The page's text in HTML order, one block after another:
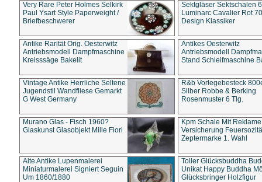
Very Rare Peter Holmes Selkirk
Paul Ysart Style Paperweight /
Briefbeschwerer
Sektgläser Sektschalen
Luminarc Cavalier Rot
Design Klassiker
Antike Rarität Orig. Oesterwitz
Antriebsmodell Dampfmaschine
Kreisssäge Bakelit
Antikes Oesterwitz
Antriebsmodell
Stand Schleifmaschine
Vintage Antike Herrliche Seltene
Jugendstil Wandfliese Gemarkt
G West Germany
R&b Vorlegebesteck
Silber Robbe & Berking
Rosenmuster 6 Tlg.
Murano Glas - Fisch 1960?
Glaskunst Glasobjekt Mille Fiori
Kpm Schale Mit Reklame
Versicherung
Zeptermarke 1. Wahl
Alte Antike Lupenmalerei
Miniaturmalerei Signiert Seguin
Um 1860/1880
Toller Glücksbuddha
Unikat Happy Buddha
Glücksbringer Holzfigur